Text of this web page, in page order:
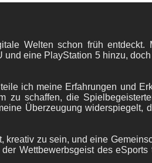
Welten schon früh
eine PlayStation 5 hinzu,
ich meine Erfahrungen und
schaffen, die
Überzeugung
zu sein, und eine
Wettbewerbsgeist des